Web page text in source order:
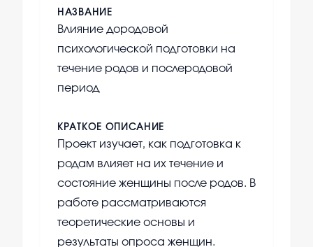
НАЗВАНИЕ
Влияние дородовой
психологической подготовки на
течение родов и послеродовой
период
КРАТКОЕ ОПИСАНИЕ
Проект изучает, как подготовка к
родам влияет на их течение и
состояние женщины после родов. В
работе рассматриваются
теоретические основы и
результаты опроса женщин.